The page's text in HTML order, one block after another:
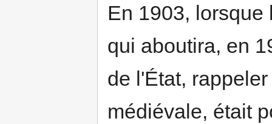
En 1903,
qui aboutira, en
de l'État,
médiévale, était